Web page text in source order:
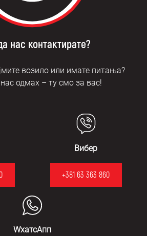
нас контактирате?
возило или имате питања?
одмах – ту смо за вас!
Вибер
+381 63 363 860
WхатсАпп